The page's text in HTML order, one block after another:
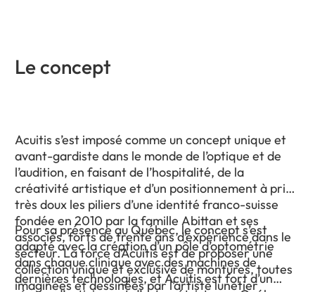
Le concept
Acuitis s’est imposé comme un concept unique et
avant-gardiste dans le monde de l’optique et de
l’audition, en faisant de l’hospitalité, de la
créativité artistique et d’un positionnement à prix
très doux les piliers d’une identité franco-suisse
fondée en 2010 par la famille Abittan et ses
associés, forts de trente ans d’expérience dans le
secteur. La force d’Acuitis est de proposer une
collection unique et exclusive de montures, toutes
imaginées et dessinées par l’artiste lunetier
Pour sa présence au Québec, le concept s’est
adapté avec la création d’un pôle d’optométrie
dans chaque clinique avec des machines de
dernières technologies, et Acuitis est fort d’un